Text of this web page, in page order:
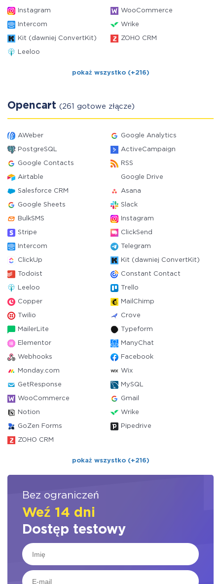
Instagram WooCommerce
Intercom Wrike
Kit (dawniej ConvertKit) ZOHO CRM
Leeloo
pokaż wszystko (+216)
Opencart (261 gotowe złącze)
AWeber Google Analytics
PostgreSQL ActiveCampaign
Google Contacts RSS
Airtable Google Drive
Salesforce CRM Asana
Google Sheets Slack
BulkSMS Instagram
Stripe ClickSend
Intercom Telegram
ClickUp Kit (dawniej ConvertKit)
Todoist Constant Contact
Leeloo Trello
Copper MailChimp
Twilio Crove
MailerLite Typeform
Elementor ManyChat
Webhooks Facebook
Monday.com Wix
GetResponse MySQL
WooCommerce Gmail
Notion Wrike
GoZen Forms Pipedrive
ZOHO CRM
pokaż wszystko (+216)
Bez ograniczeń
Weź 14 dni
Dostęp testowy